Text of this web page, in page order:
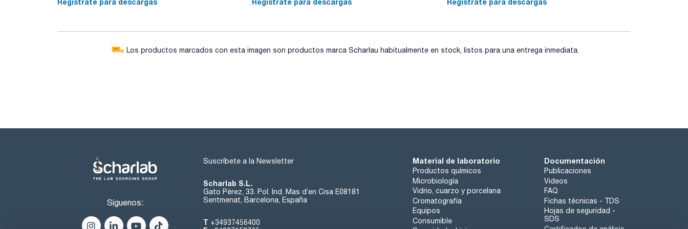
- Sistemas oscilantes PZT
- Tipos H con una función de calefacción, de 30 a 80°C con termostato ajustable
- Carcasa de acero inoxidable: prueba de goteo
- Grifo de purga incluido para facilitar el vaciado (de RK 102 H hacia arriba)
Los productos marcados con esta imagen son productos marca Scharlau habitualmente en stock, listos para una entrega inmediata.
Síguenos:
Suscríbete a la Newsletter
Scharlab S.L.
Gato Pérez, 33. Pol. Ind. Mas d’en Cisa E08181
Sentmenat, Barcelona, España
T +34937456400
Material de laboratorio
Productos químicos
Microbiología
Vidrio, cuarzo y porcelana
Cromatografía
Equipos
Consumible
Documentación
Publicaciones
Videos
FAQ
Fichas técnicas - TDS
Hojas de seguridad -
SDS